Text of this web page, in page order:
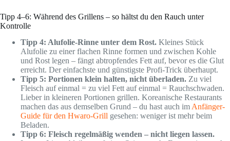
Tipp 4–6: Während des Grillens – so hältst du den Rauch unter
Kontrolle
Tipp 4: Alufolie-Rinne unter dem Rost. Kleines Stück
Alufolie zu einer flachen Rinne formen und zwischen Kohle
und Rost legen – fängt abtropfendes Fett auf, bevor es die Glut
erreicht. Der einfachste und günstigste Profi-Trick überhaupt.
Tipp 5: Portionen klein halten, nicht überladen. Zu viel
Fleisch auf einmal = zu viel Fett auf einmal = Rauchschwaden.
Lieber in kleineren Portionen grillen. Koreanische Restaurants
machen das aus demselben Grund – du hast auch imAnfänger-
Guide für den Hwaro-Grill gesehen: weniger ist mehr beim
Beladen.
Tipp 6: Fleisch regelmäßig wenden – nicht liegen lassen.